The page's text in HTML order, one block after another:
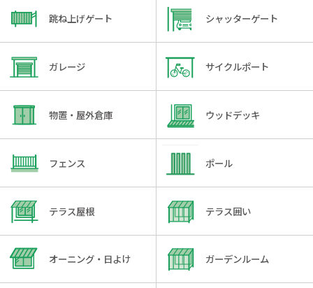
跳ね上げゲート シャッターゲート
ガレージ サイクルポート
物置・屋外倉庫 ウッドデッキ
フェンス ポール
テラス屋根 テラス囲い
オーニング・日よけ ガーデンルーム